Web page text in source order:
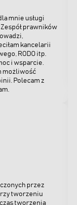
mnie usługi
prawników
kancelarii
RODO itp.
i wsparcie.
możliwość
Polecam z
przez
tworzeniu
tworzenia